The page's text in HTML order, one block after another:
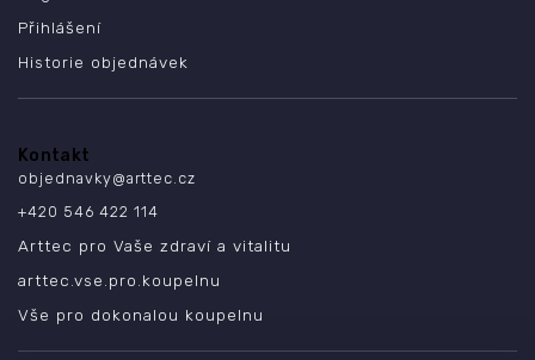
Přihlášení
Historie objednávek
Kontakt
objednavky@arttec.cz
+420 546 422 114
Arttec pro Vaše zdraví a vitalitu
arttec.vse.pro.koupelnu
Vše pro dokonalou koupelnu